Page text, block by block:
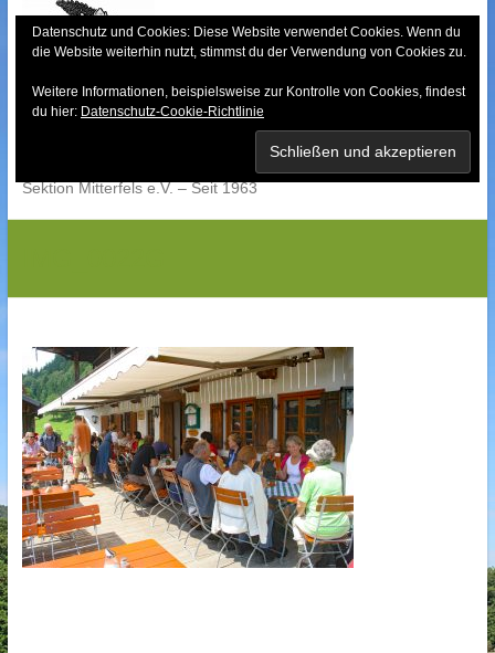
content
Bayerischer Wald-
Sektion Mitterfels e.V. – Seit 1963
Datenschutz und Cookies: Diese Website verwendet Cookies. Wenn du
die Website weiterhin nutzt, stimmst du der Verwendung von Cookies zu.
Weitere Informationen, beispielsweise zur Kontrolle von Cookies, findest
du hier: Datenschutz-Cookie-Richtlinie